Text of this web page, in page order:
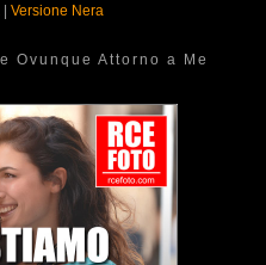
| Versione Nera
Ovunque Attorno a Me